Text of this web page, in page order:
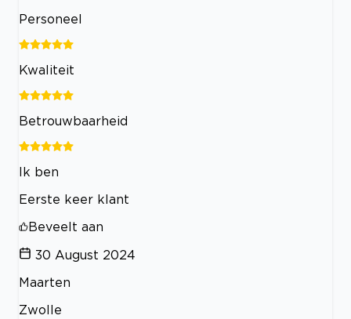
Personeel
Kwaliteit
Betrouwbaarheid
Ik ben
Eerste keer klant
Beveelt aan
30 August 2024
Maarten
Zwolle